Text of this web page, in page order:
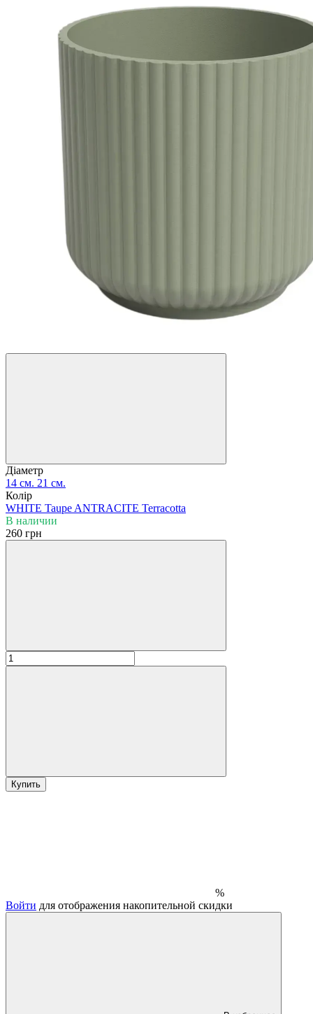
Діаметр
14 см. 21 см.
Колір
WHITE Taupe ANTRACITE Terracotta
В наличии
260 грн
Купить
%
Войти для отображения накопительной скидки